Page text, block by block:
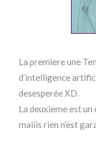
La premiere une
d’intelligence
desesperée XD.
La deuxieme est un
maiiis rien n’est